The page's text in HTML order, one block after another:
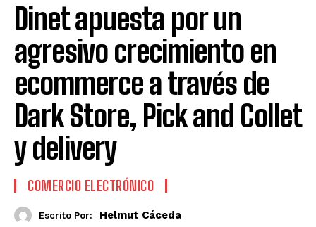
Dinet apuesta por un
agresivo crecimiento en
ecommerce a través de
Dark Store, Pick and Collet
y delivery
COMERCIO ELECTRÓNICO
Escrito Por: Helmut Cáceda